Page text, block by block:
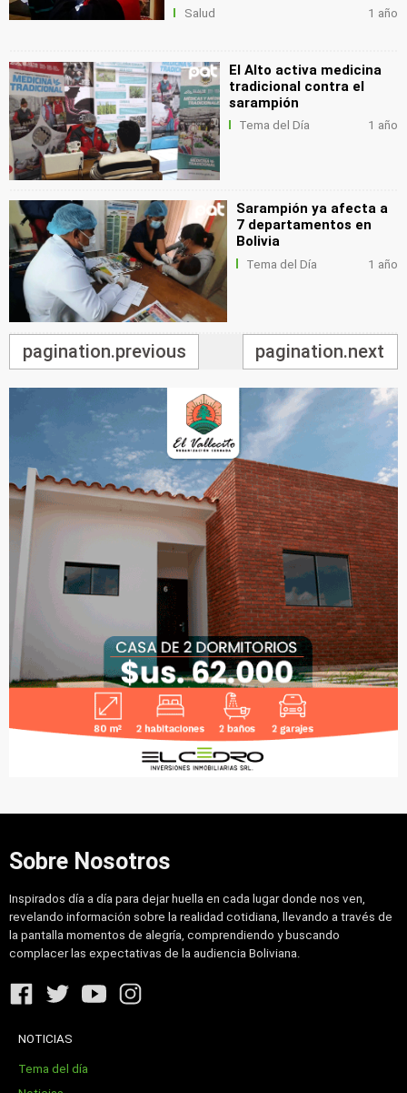
Salud 1 año
El Alto activa medicina
tradicional contra el
sarampión
Tema del Día 1 año
Sarampión ya afecta a
7 departamentos en
Bolivia
Tema del Día 1 año
pagination.previous pagination.next
Sobre Nosotros
Inspirados día a día para dejar huella en cada lugar donde nos ven,
revelando información sobre la realidad cotidiana, llevando a través de
la pantalla momentos de alegría, comprendiendo y buscando
complacer las expectativas de la audiencia Boliviana.
NOTICIAS
Tema del día